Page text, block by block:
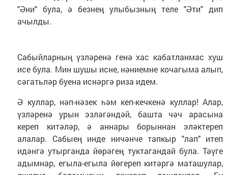
"Әни" була, ә безнең улыбызның теле "Әти" дип
ачылды.
Сабыйларның үзләренә генә хас кабатланмас хуш
исе була. Мин шушы исне, нәниемне кочагыма алып,
сәгатьләр буена иснәргә риза идем.
Ә куллар, нәп-нәзек һәм кеп-кечкенә куллар! Алар,
үзләренә урын эзләгәндәй, башта чәч арасына
кереп китәләр, ә аннары борыннан эләктереп
алалар. Сабыең инде ничәнче тапкыр "лап" итеп
идәнгә утырганда йөрәгең туктагандай була. Тәүге
адымнар, егыла-егыла йөгереп китәргә маташулар,